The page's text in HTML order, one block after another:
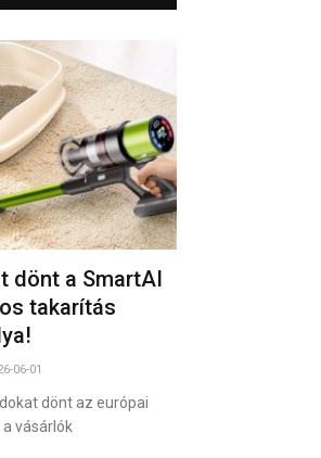
dönt a SmartAI
takarítás
06-01
dönt az európai
vásárlók